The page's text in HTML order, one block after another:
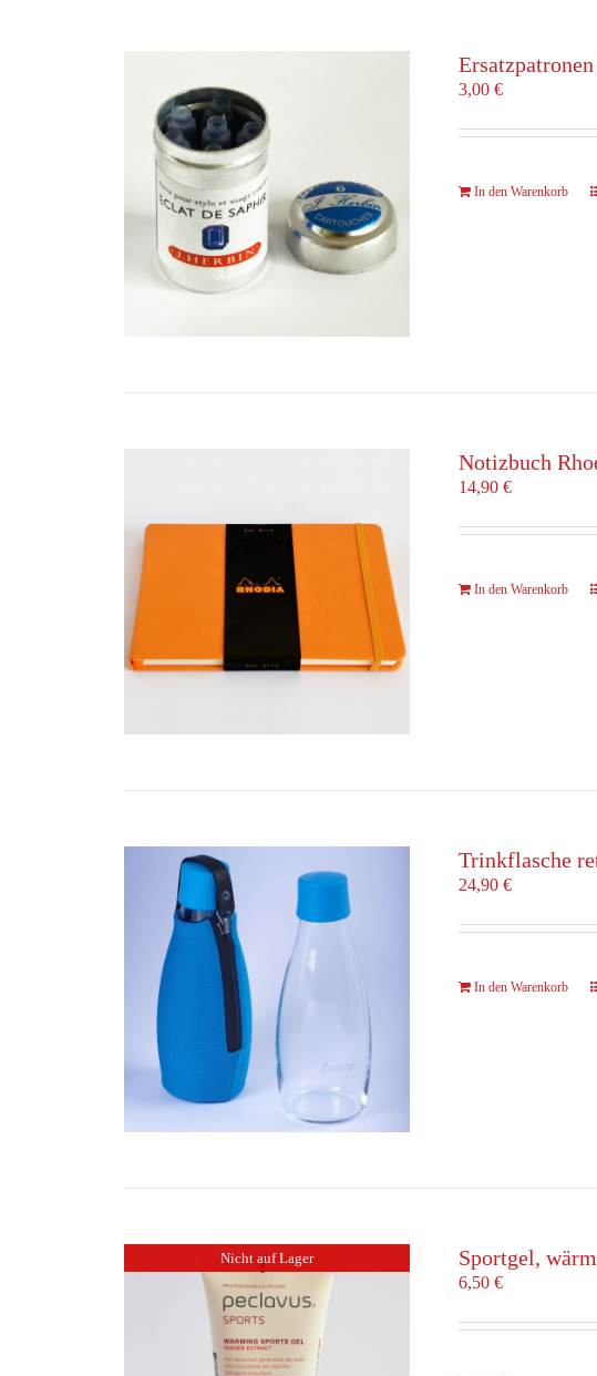
3,00€
In den Warenkorb
Notizbuch
14,90€
In den Warenkorb
Trinkflasche
24,90€
In den Warenkorb
Nicht auf Lager Sportgel,
6,50€